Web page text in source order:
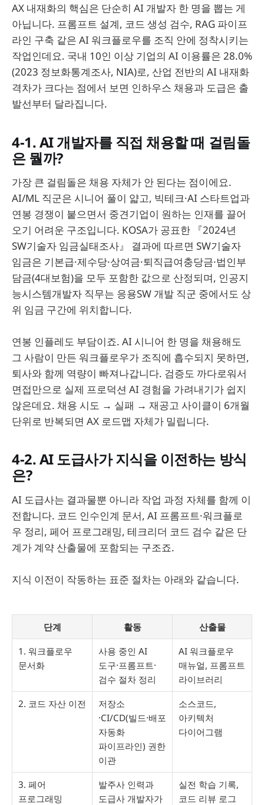
AX 내재화의 핵심은 단순히 AI 개발자 한 명을 뽑는 게
아닙니다. 프롬프트 설계, 코드 생성 검수, RAG 파이프
라인 구축 같은 AI 워크플로우를 조직 안에 정착시키는
작업인데요. 국내 10인 이상 기업의 AI 이용률은 28.0%
(2023 정보화통계조사, NIA)로, 산업 전반의 AI 내재화
격차가 크다는 점에서 보면 인하우스 채용과 도급은 출
발선부터 달라집니다.
4-1. AI 개발자를 직접 채용할 때 걸림돌
은 뭘까?
가장 큰 걸림돌은 채용 자체가 안 된다는 점이에요.
AI/ML 직군은 시니어 풀이 얇고, 빅테크·AI 스타트업과
연봉 경쟁이 붙으면서 중견기업이 원하는 인재를 끌어
오기 어려운 구조입니다. KOSA가 공표한 『2024년
SW기술자 임금실태조사』 결과에 따르면 SW기술자
임금은 기본급·제수당·상여금·퇴직급여충당금·법인부
담금(4대보험)을 모두 포함한 값으로 산정되며, 인공지
능시스템개발자 직무는 응용SW 개발 직군 중에서도 상
위 임금 구간에 위치합니다.
연봉 인플레도 부담이죠. AI 시니어 한 명을 채용해도
그 사람이 만든 워크플로우가 조직에 흡수되지 못하면,
퇴사와 함께 역량이 빠져나갑니다. 검증도 까다로워서
면접만으로 실제 프로덕션 AI 경험을 가려내기가 쉽지
않은데요. 채용 시도 → 실패 → 재공고 사이클이 6개월
단위로 반복되면 AX 로드맵 자체가 밀립니다.
4-2. AI 도급사가 지식을 이전하는 방식
은?
AI 도급사는 결과물뿐 아니라 작업 과정 자체를 함께 이
전합니다. 코드 인수인계 문서, AI 프롬프트·워크플로
우 정리, 페어 프로그래밍, 테크리더 코드 검수 같은 단
계가 계약 산출물에 포함되는 구조죠.
지식 이전이 작동하는 표준 절차는 아래와 같습니다.
단계 활동 산출물
1. 워크플로우
문서화
사용 중인 AI
도구·프롬프트·
검수 절차 정리
AI 워크플로우
매뉴얼, 프롬프트
라이브러리
2. 코드 자산 이전
저장소
·CI/CD(빌드·배포
자동화
파이프라인) 권한
이관
소스코드,
아키텍처
다이어그램
3. 페어
프로그래밍
발주사 인력과
도급사 개발자가
실전 학습 기록,
코드 리뷰 로그